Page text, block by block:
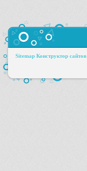
Sitemap Конструктор сайтов